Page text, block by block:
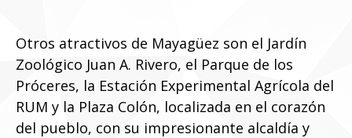
Otros atractivos de Mayagüez son el Jardín
Zoológico Juan A. Rivero, el Parque de los
Próceres, la Estación Experimental Agrícola del
RUM y la Plaza Colón, localizada en el corazón
del pueblo, con su impresionante alcaldía y